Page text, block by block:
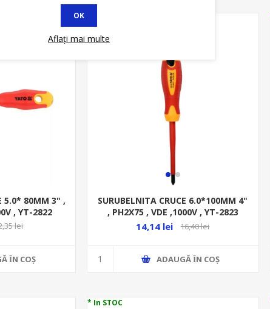
5.0* 80MM 3" ,
, YT-2822
lei
ȊN COŞ
SURUBELNITA CRUCE 6.0*100MM 4"
, PH2X75 , VDE ,1000V , YT-2823
14,14 lei 16,40 lei
ADAUGĂ ȊN COŞ
* In STOC
OK
Aflați mai multe